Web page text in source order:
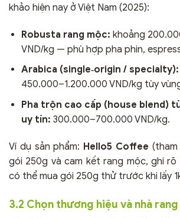
khảo hiện nay ở Việt Nam (2025):
Robusta rang mộc: khoảng
VND/kg — phù hợp pha phin,
Arabica (single‑origin / specialty):
450.000–1.200.000 VND/kg tùy
Pha trộn cao cấp (house blend)
uy tín: 300.000–700.000 VND/kg.
Ví dụ sản phẩm: Hello5 Coffee
gói 250g và cam kết rang mộc, ghi
có thể mua gói 250g thử trước khi lấy
3.2 Chọn thương hiệu và nhà